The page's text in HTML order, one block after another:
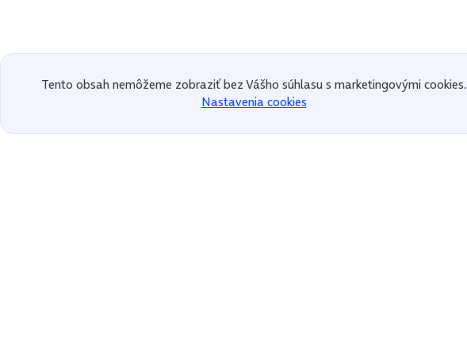
Tento obsah nemôžeme zobraziť bez Vášho súhlasu s marketingovými cookies.
Nastavenia cookies